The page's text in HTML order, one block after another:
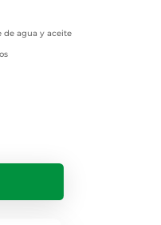
de agua y aceite